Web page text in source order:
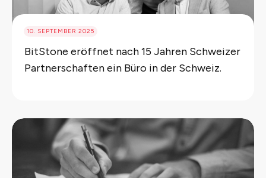
10. SEPTEMBER 2025
BitStone eröffnet nach 15 Jahren Schweizer
Partnerschaften ein Büro in der Schweiz.